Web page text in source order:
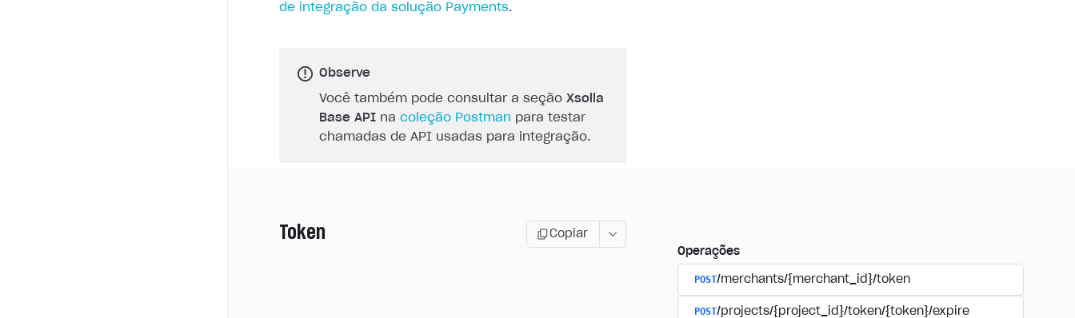
de integração da solução Payments.
Observe
Você também pode consultar a seção Xsolla
Base API na coleção Postman para testar
chamadas de API usadas para integração.
Token
Copiar
Operações
POST/merchants/{merchant_id}/token
POST/projects/{project_id}/token/{token}/expire